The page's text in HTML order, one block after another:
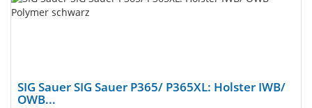
SIG Sauer SIG Sauer P365/ P365XL: Holster IWB/
OWB...